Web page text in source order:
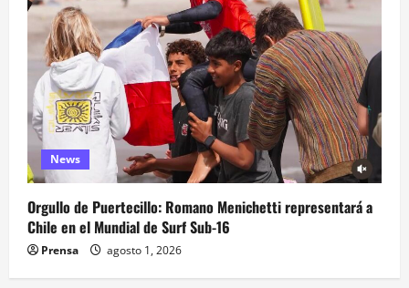
News
Orgullo de Puertecillo: Romano Menichetti representará a
Chile en el Mundial de Surf Sub-16
Prensa agosto 1, 2026